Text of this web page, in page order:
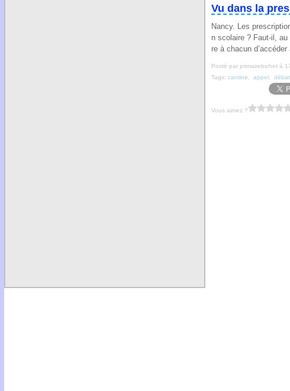
Vu dans la
Nancy. Les
n scolaire ? Faut-il,
re à chacun
Posté par primairebichet à
Tags: cantine appel débat
Vous aimez ?